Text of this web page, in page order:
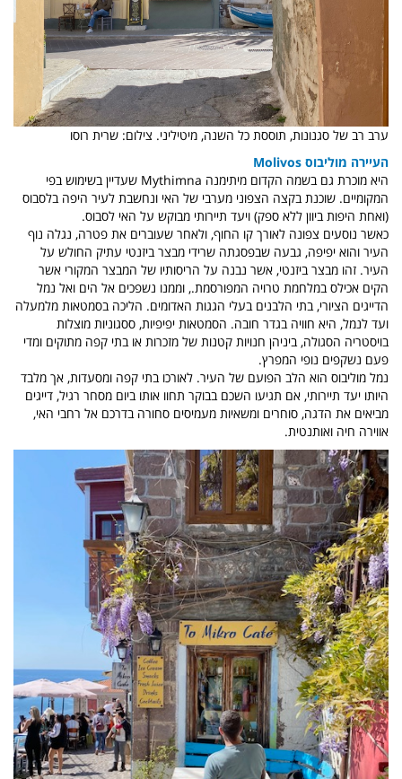
ערב רב של סגנונות, תוססת כל השנה, מיטיליני. צילום: שרית רוסו
העיירה מוליבוס Molivos
היא מוכרת גם בשמה הקדום מיתימנה Mythimna שעדיין בשימוש בפי
המקומיים. שוכנת בקצה הצפוני מערבי של האי ונחשבת לעיר היפה בלסבוס
(ואחת היפות ביוון ללא ספק) ויעד תיירותי מבוקש על האי לסבוס.
כאשר נוסעים צפונה לאורך קו החוף, ולאחר שעוברים את פטרה, נגלה נוף
העיר והוא יפיפה, גבעה שבפסגתה שרידי מבצר ביזנטי עתיק החולש על
העיר. זהו מבצר ביזנטי, אשר נבנה על הריסותיו של המבצר המקורי אשר
הקים אכילס במלחמת טרויה המפורסמת., וממנו נשפכים אל הים ואל נמל
הדייגים הציורי, בתי הלבנים בעלי הגגות האדומים. הליכה בסמטאות מלמעלה
ועד לנמל, היא חוויה בגדר חובה. הסמטאות יפיפיות, ססגוניות מוצלות
בויסטריה הסגולה, ביניהן חנויות קטנות של מזכרות או בתי קפה מתוקים ומדי
פעם נשקפים נופי המפרץ.
נמל מוליבוס הוא הלב הפועם של העיר. לאורכו בתי קפה ומסעדות, אך מלבד
היותו יעד תיירותי, אם תגיעו השכם בבוקר תחוו אותו ביום מסחר רגיל, דייגים
מביאים את הדגה, סוחרים ומשאיות מעמיסים סחורה בדרכם אל רחבי האי,
אווירה חיה ואותנטית.